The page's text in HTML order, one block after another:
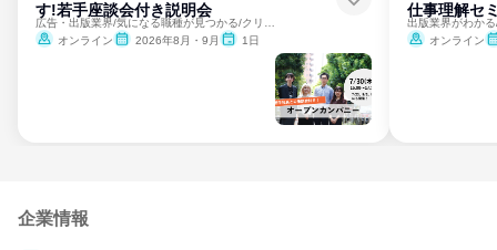
す!若手座談会付き説明会
オンライン
2026年8月・9月 1日
仕事理解セ
オンライン
企業情報